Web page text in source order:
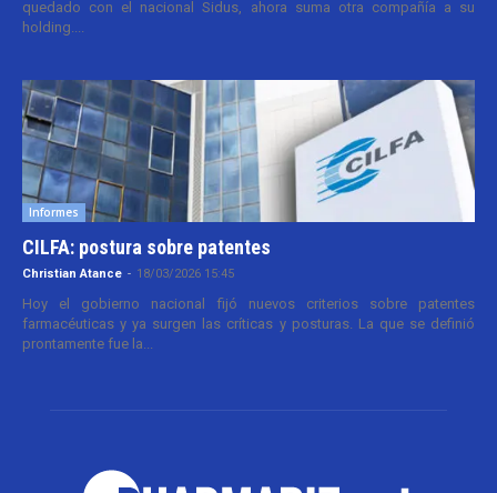
quedado con el nacional Sidus, ahora suma otra compañía a su
holding....
Informes
CILFA: postura sobre patentes
Christian Atance - 18/03/2026 15:45
Hoy el gobierno nacional fijó nuevos criterios sobre patentes
farmacéuticas y ya surgen las críticas y posturas. La que se definió
prontamente fue la...